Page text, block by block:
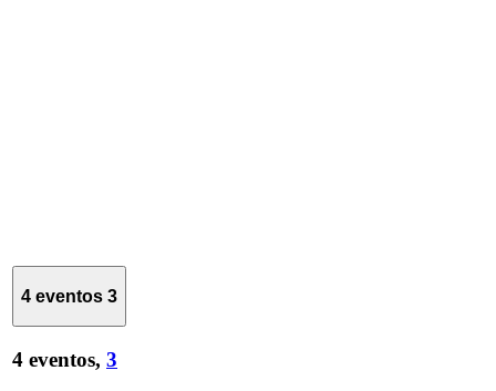
4 eventos 3
4 eventos, 3